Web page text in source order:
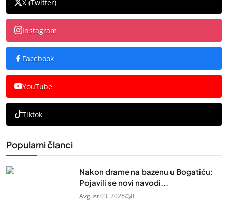
X (Twitter)
Instagram
Facebook
YouTube
Tiktok
Popularni članci
Nakon drame na bazenu u Bogatiću:
Pojavili se novi navodi...
Avgust 03, 2026 0